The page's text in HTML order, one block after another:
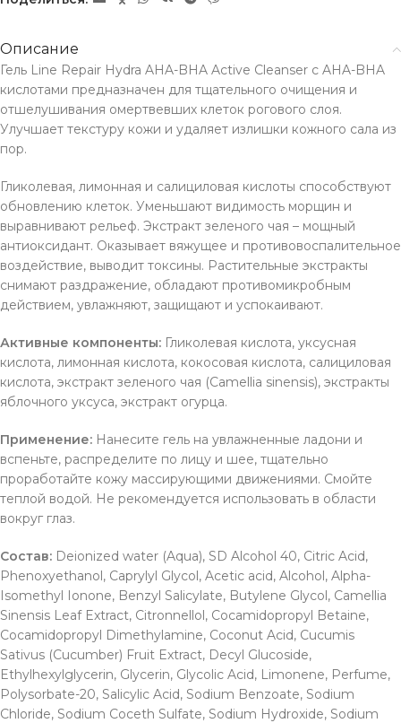
Описание
Гель Line Repair Hydra AHA-BHA Active Cleanser с AHA-BHA
кислотами предназначен для тщательного очищения и
отшелушивания омертвевших клеток рогового слоя.
Улучшает текстуру кожи и удаляет излишки кожного сала из
пор.
Гликолевая, лимонная и салициловая кислоты способствуют
обновлению клеток. Уменьшают видимость морщин и
выравнивают рельеф. Экстракт зеленого чая – мощный
антиоксидант. Оказывает вяжущее и противовоспалительное
воздействие, выводит токсины. Растительные экстракты
снимают раздражение, обладают противомикробным
действием, увлажняют, защищают и успокаивают.
Активные компоненты: Гликолевая кислота, уксусная
кислота, лимонная кислота, кокосовая кислота, салициловая
кислота, экстракт зеленого чая (Camellia sinensis), экстракты
яблочного уксуса, экстракт огурца.
Применение: Нанесите гель на увлажненные ладони и
вспеньте, распределите по лицу и шее, тщательно
проработайте кожу массирующими движениями. Смойте
теплой водой. Не рекомендуется использовать в области
вокруг глаз.
Состав: Deionized water (Aqua), SD Alcohol 40, Citric Acid,
Phenoxyethanol, Caprylyl Glycol, Acetic acid, Alcohol, Alpha-
Isomethyl Ionone, Benzyl Salicylate, Butylene Glycol, Camellia
Sinensis Leaf Extract, Citronnellol, Cocamidopropyl Betaine,
Cocamidopropyl Dimethylamine, Coconut Acid, Cucumis
Sativus (Cucumber) Fruit Extract, Decyl Glucoside,
Ethylhexylglycerin, Glycerin, Glycolic Acid, Limonene, Perfume,
Polysorbate-20, Salicylic Acid, Sodium Benzoate, Sodium
Chloride, Sodium Coceth Sulfate, Sodium Hydroxide, Sodium